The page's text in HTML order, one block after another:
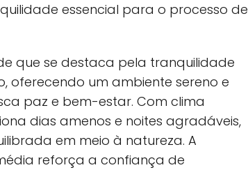
essencial para o processo de
que se destaca pela tranquilidade
oferecendo um ambiente sereno e
paz e bem-estar. Com clima
dias amenos e noites agradáveis,
em meio à natureza. A
reforça a confiança de